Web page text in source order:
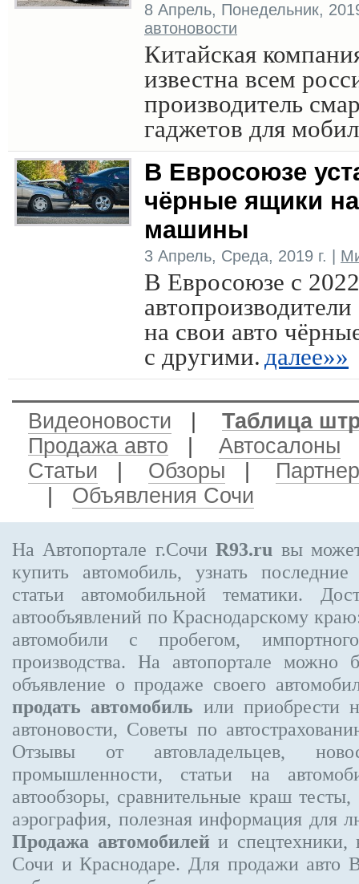
8 Апрель, Понедельник,
автоновости
Китайская
известна всем
производитель
гаджетов для
В Евросоюзе
чёрные ящики
машины
3 Апрель, Среда, 2019 г. |
В Евросоюзе с
автопроизводители
на свои авто
с другими. далее»»
Видеоновости
Таблица
Продажа авто
Автосалоны
Статьи
Обзоры
Объявления Сочи
На Автопортале г.СочиR93.ru вы
купить автомобиль, узнать
статьи автомобильной тематики.
автообъявлений по Краснодарскому
автомобили с пробегом,
производства. На автопортале можно
объявление о продаже своего
продать автомобиль или приобрести
автоновости, Советы по
Отзывы от автовладельцев,
промышленности, статьи на
автообзоры, сравнительные краш
аэрография, полезная информация для
Продажа автомобилей и спецтехники,
Сочи и Краснодаре. Для продажи авто